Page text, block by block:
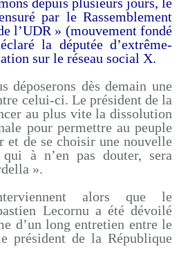
par le Rassemblement
l’UDR » (mouvement fondé
la députée d’extrême-
sur le réseau social X.
déposerons dès demain une
celui-ci. Le président de la
au plus vite la dissolution
pour permettre au peuple
et de se choisir une nouvelle
à n’en pas douter, sera
».
alors que le
Lecornu a été dévoilé
d’un long entretien entre le
président de la République